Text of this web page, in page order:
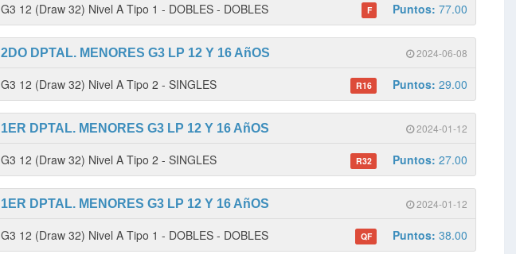
G3 12 (Draw 32) Nivel A Tipo 1 - DOBLES - DOBLES F Puntos: 77.00
2024-06-08
2DO DPTAL. MENORES G3 LP 12 Y 16 AñOS
G3 12 (Draw 32) Nivel A Tipo 2 - SINGLES R16 Puntos: 29.00
2024-01-12
1ER DPTAL. MENORES G3 LP 12 Y 16 AñOS
G3 12 (Draw 32) Nivel A Tipo 2 - SINGLES R32 Puntos: 27.00
2024-01-12
1ER DPTAL. MENORES G3 LP 12 Y 16 AñOS
G3 12 (Draw 32) Nivel A Tipo 1 - DOBLES - DOBLES QF Puntos: 38.00